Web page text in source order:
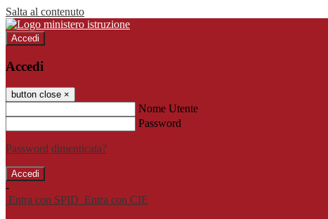
Salta al contenuto
Accedi
Accedi
button close ×
Nome Utente
Password
Password dimenticata?
-
Entra con SPID Entra con CIE